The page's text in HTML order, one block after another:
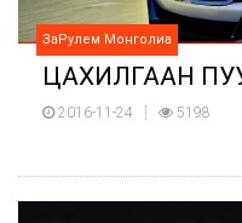
ЗаРулем Монголиа
ЦАХИЛГААН
2016-11-24 5198